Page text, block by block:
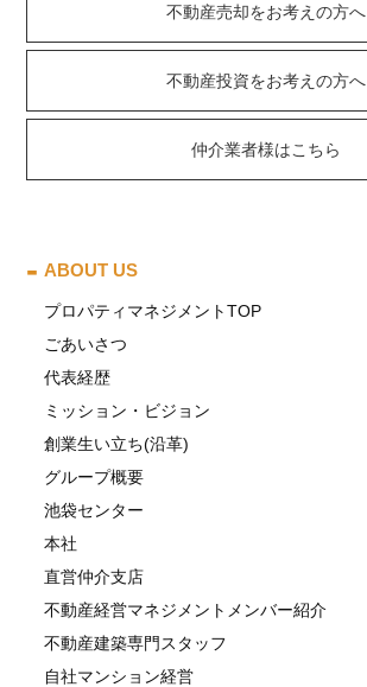
不動産売却をお考えの方へ
不動産投資をお考えの方へ
仲介業者様はこちら
ABOUT US
プロパティマネジメントTOP
ごあいさつ
代表経歴
ミッション・ビジョン
創業生い立ち(沿革)
グループ概要
池袋センター
本社
直営仲介支店
不動産経営マネジメントメンバー紹介
不動産建築専門スタッフ
自社マンション経営